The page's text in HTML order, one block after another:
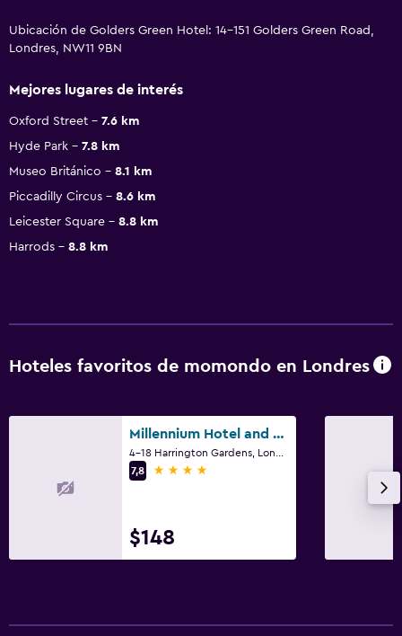
Ubicación de Golders Green Hotel: 14-151 Golders Green Road,
Londres, NW11 9BN
Mejores lugares de interés
Oxford Street
7.6 km
Hyde Park
7.8 km
Museo Británico
8.1 km
Piccadilly Circus
8.6 km
Leicester Square
8.8 km
Harrods
8.8 km
Hoteles favoritos de momondo en Londres
Millennium Hotel and Conference Centre Gloucester London
7,8
4 estrellas
$148